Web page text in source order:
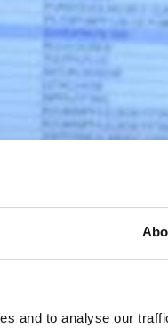
and to analyse our